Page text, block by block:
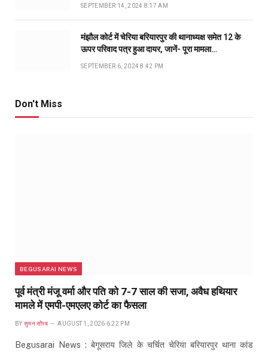
SEPTEMBER 14, 2024 8:17 AM
मंझौल कोर्ट में चेरिया बरियारपुर की थानाध्यक्ष समेत 12 के
ऊपर परिवाद पत्र हुआ दायर, जानें- पूरा मामला…
SEPTEMBER 6, 2024 8:42 PM
Don't Miss
BEGUSARAI NEWS
पूर्व मंत्री मंजू वर्मा और पति को 7-7 साल की सजा, अवैध हथियार
मामले में एमपी-एमएलए कोर्ट का फैसला
BY सुमन सौरब AUGUST 1, 2026 6:22 PM
Begusarai News : बेगूसराय जिले के चर्चित चेरिया बरियारपुर थाना कांड